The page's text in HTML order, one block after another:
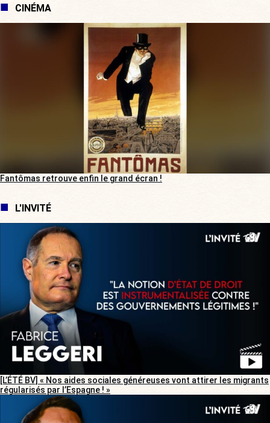
CINÉMA
Fantômas retrouve enfin le grand écran !
L'INVITÉ
[L’ÉTÉ BV] « Nos aides sociales généreuses vont attirer les migrants
régularisés par l’Espagne ! »